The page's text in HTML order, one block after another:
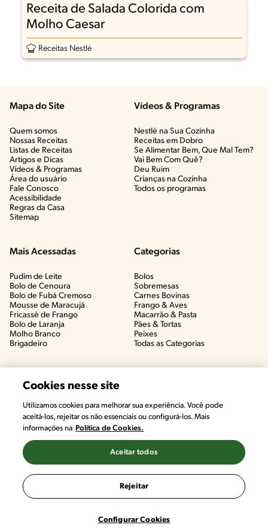
Receita de Salada Colorida com
Molho Caesar
Receitas Nestlé
Mapa do Site
Quem somos
Nossas Receitas
Listas de Receitas​
Artigos e Dicas​
Vídeos & Programas​
Área do usuário
Fale Conosco
Acessibilidade
Regras da Casa
Sitemap
Vídeos & Programas​
Nestlé na Sua Cozinha
Receitas em Dobro
Se Alimentar Bem, Que Mal Tem?​
Vai Bem Com Quê?​
Deu Ruim​
Crianças na Cozinha​
Todos os programas
Mais Acessadas
Pudim de Leite
Bolo de Cenoura
Bolo de Fubá Cremoso
Mousse de Maracujá
Fricassê de Frango
Bolo de Laranja
Molho Branco
Brigadeiro
Categorias
Bolos
Sobremesas
Carnes Bovinas​
Frango & Aves​
Macarrão & Pasta​
Pães & Tortas​
Peixes
Todas as Categorias
Cookies nesse site
Utilizamos cookies para melhorar sua experiência. Você pode
aceitá-los, rejeitar os não essenciais ou configurá-los. Mais
informações na Política de Cookies.
Configurar Cookies
Rejeitar
Aceitar todos